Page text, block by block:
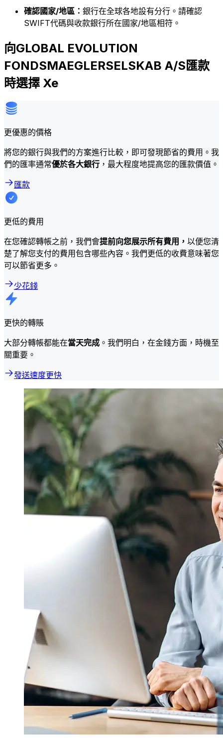
確認國家/地區： 銀行在全球各地設有分行。請確認
SWIFT代碼與收款銀行所在國家/地區相符。
向GLOBAL EVOLUTION
FONDSMAEGLERSELSKAB A/S匯款
時選擇 Xe
更優惠的價格
將您的銀行與我們的方案進行比較，即可發現節省的費用。我
們的匯率通常優於各大銀行 ，最大程度地提高您的匯款價值。
匯款
更低的費用
在您確認轉帳之前，我們會提前向您展示所有費用， 以便您清
楚了解您支付的費用包含哪些內容。我們更低的收費意味著您
可以節省更多。
少花錢
更快的轉賬
大部分轉帳都能在當天完成 。我們明白，在金錢方面，時機至
關重要。
發送速度更快